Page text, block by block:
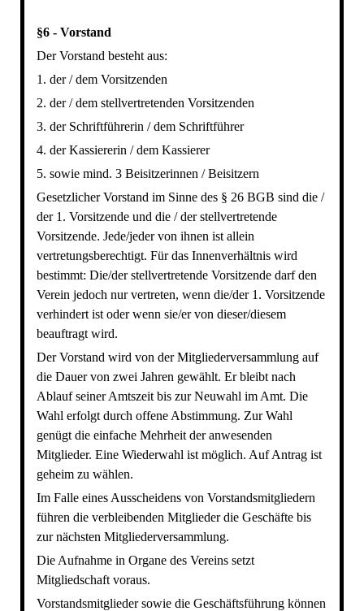
§6 - Vorstand
Der Vorstand besteht aus:
1. der / dem Vorsitzenden
2. der / dem stellvertretenden Vorsitzenden
3. der Schriftführerin / dem Schriftführer
4. der Kassiererin / dem Kassierer
5. sowie mind. 3 Beisitzerinnen / Beisitzern
Gesetzlicher Vorstand im Sinne des § 26 BGB sind die /
der 1. Vorsitzende und die / der stellvertretende
Vorsitzende. Jede/jeder von ihnen ist allein
vertretungsberechtigt. Für das Innenverhältnis wird
bestimmt: Die/der stellvertretende Vorsitzende darf den
Verein jedoch nur vertreten, wenn die/der 1. Vorsitzende
verhindert ist oder wenn sie/er von dieser/diesem
beauftragt wird.
Der Vorstand wird von der Mitgliederversammlung auf
die Dauer von zwei Jahren gewählt. Er bleibt nach
Ablauf seiner Amtszeit bis zur Neuwahl im Amt. Die
Wahl erfolgt durch offene Abstimmung. Zur Wahl
genügt die einfache Mehrheit der anwesenden
Mitglieder. Eine Wiederwahl ist möglich. Auf Antrag ist
geheim zu wählen.
Im Falle eines Ausscheidens von Vorstandsmitgliedern
führen die verbleibenden Mitglieder die Geschäfte bis
zur nächsten Mitgliederversammlung.
Die Aufnahme in Organe des Vereins setzt
Mitgliedschaft voraus.
Vorstandsmitglieder sowie die Geschäftsführung können